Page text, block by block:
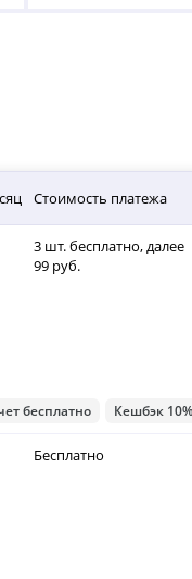
Стоимость платежа
3 шт. бесплатно, далее
99 руб.
бесплатно Кешбэк
Бесплатно